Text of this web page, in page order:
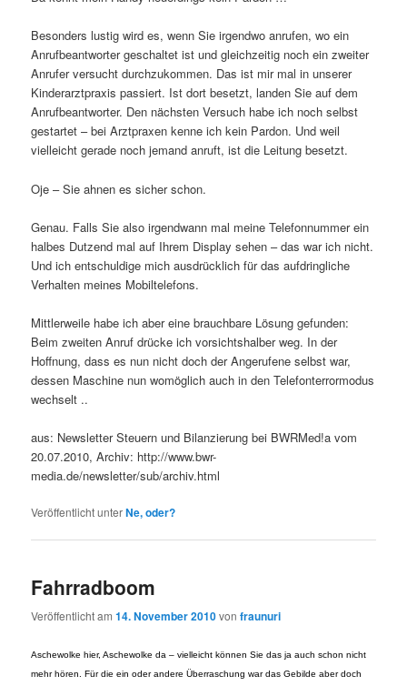
Besonders lustig wird es, wenn Sie irgendwo anrufen, wo ein
Anrufbeantworter geschaltet ist und gleichzeitig noch ein zweiter
Anrufer versucht durchzukommen. Das ist mir mal in unserer
Kinderarztpraxis passiert. Ist dort besetzt, landen Sie auf dem
Anrufbeantworter. Den nächsten Versuch habe ich noch selbst
gestartet – bei Arztpraxen kenne ich kein Pardon. Und weil
vielleicht gerade noch jemand anruft, ist die Leitung besetzt.
Oje – Sie ahnen es sicher schon.
Genau. Falls Sie also irgendwann mal meine Telefonnummer ein
halbes Dutzend mal auf Ihrem Display sehen – das war ich nicht.
Und ich entschuldige mich ausdrücklich für das aufdringliche
Verhalten meines Mobiltelefons.
Mittlerweile habe ich aber eine brauchbare Lösung gefunden:
Beim zweiten Anruf drücke ich vorsichtshalber weg. In der
Hoffnung, dass es nun nicht doch der Angerufene selbst war,
dessen Maschine nun womöglich auch in den Telefonterrormodus
wechselt ..
aus: Newsletter Steuern und Bilanzierung bei BWRMed!a vom
20.07.2010, Archiv: http://www.bwr-
media.de/newsletter/sub/archiv.html
Veröffentlicht unterNe, oder?
Fahrradboom
Veröffentlicht am14. November 2010vonfraunuri
Aschewolke hier, Aschewolke da – vielleicht können Sie das ja auch schon nicht
mehr hören. Für die ein oder andere Überraschung war das Gebilde aber doch